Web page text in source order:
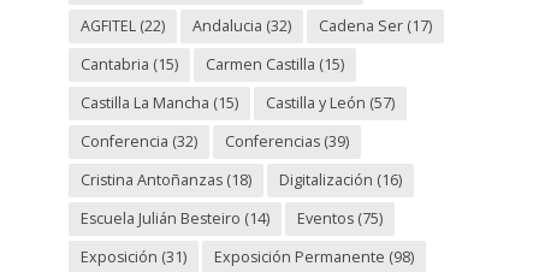
AGFITEL(22) Andalucia (32) Cadena Ser(17)
Cantabria (15) Carmen Castilla (15)
Castilla La Mancha (15) Castilla y León (57)
Conferencia (32) Conferencias(39)
Cristina Antoñanzas(18) Digitalización (16)
Escuela Julián Besteiro (14) Eventos(75)
Exposición (31) Exposición Permanente (98)